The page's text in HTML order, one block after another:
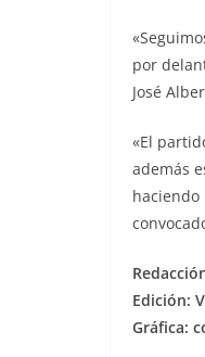
por
José
«El
además
haciendo
Edición:
Gráfica: